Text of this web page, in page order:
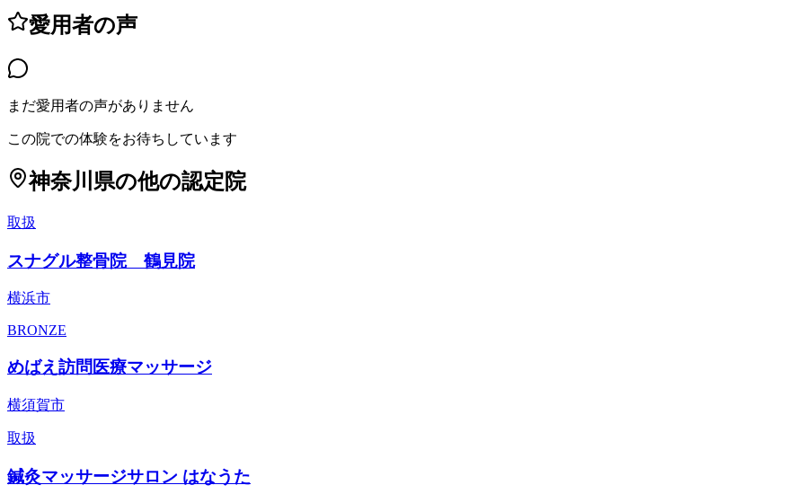
愛用者の声
まだ愛用者の声がありません
この院での体験をお待ちしています
神奈川県の他の認定院
取扱
スナグル整骨院 鶴見院
横浜市
BRONZE
めばえ訪問医療マッサージ
横須賀市
取扱
鍼灸マッサージサロン はなうた